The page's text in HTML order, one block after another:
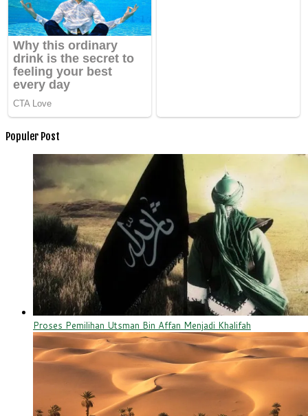
Populer Post
Proses Pemilihan Utsman Bin Affan Menjadi Khalifah